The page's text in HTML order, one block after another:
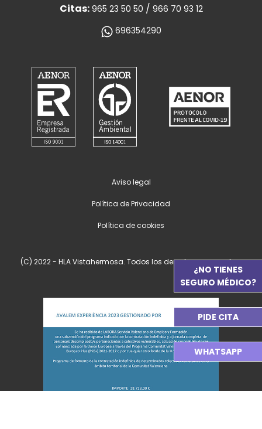
Citas: 965 23 50 50 / 966 70 93 12
696354290
(C) 2022 - HLA Vistahermosa. Todos los derechos reservados.
Aviso legal
Política de Privacidad
Política de cookies
¿NO TIENES
SEGURO MÉDICO?
PIDE CITA
WHATSAPP